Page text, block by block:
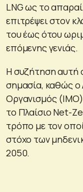
LNG ως το
επιτρέψει στον
του έως ότου
επόμενης γενιάς.
Η συζήτηση αυτή
σημασία, καθώς ο
Οργανισμός (IMO)
το Πλαίσιο Net-
τρόπο με τον
στόχο των
2050.